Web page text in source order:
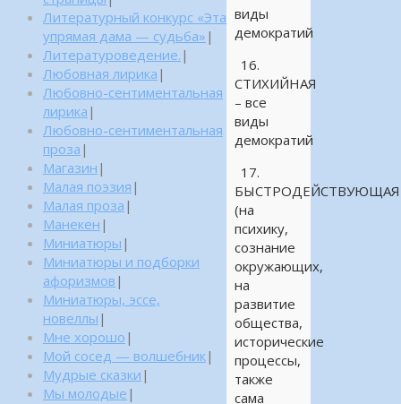
виды
демократий
16.
СТИХИЙНАЯ
– все
виды
демократий
17.
БЫСТРОДЕЙСТВУЮЩАЯ
(на
психику,
сознание
окружающих,
на
развитие
общества,
исторические
процессы,
также
сама
Литературный конкурс «Эта
упрямая дама — судьба» |
Литературоведение. |
Любовная лирика |
Любовно-сентиментальная
лирика |
Любовно-сентиментальная
проза |
Магазин |
Малая поэзия |
Малая проза |
Манекен |
Миниатюры |
Миниатюры и подборки
афоризмов |
Миниатюры, эссе,
новеллы |
Мне хорошо |
Мой сосед — волшебник|
Мудрые сказки |
Мы молодые |